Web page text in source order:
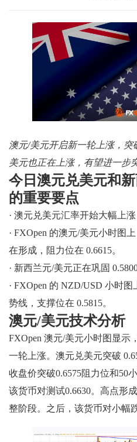
澳元/美元开启新一轮上涨，突
美元也正在上涨，有望进一步突
今日澳元兑美元和
的重要要点
· 澳元兑美元汇率开始大幅上涨
· FXOpen 的澳元/美元小时图
在形成，阻力位在 0.6615。
· 新西兰元/美元正在巩固
· FXOpen 的 NZD/USD 小时
势线，支撑位在 0.5815。
澳元/美元技术分析
FXOpen 澳元/美元小时图显示
一轮上涨。澳元兑美元突破
收盘价突破0.6575阻力位和50
该货币对测试0.6630。高点形
整阶段。之后，该货币对小幅跌